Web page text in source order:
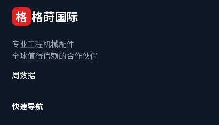
格 格莳国际
专业工程机械配件
全球值得信赖的合作伙伴
周数据
快速导航